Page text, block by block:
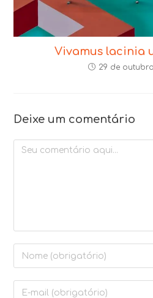
Vivamus lacinia
29 de
Deixe um comentário